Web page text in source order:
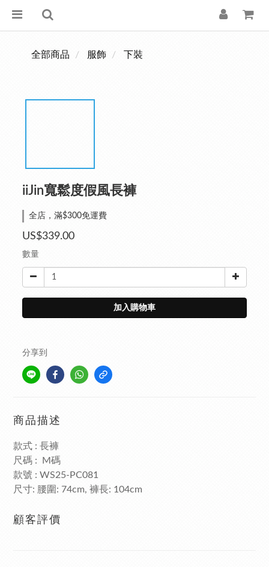
全部商品 服飾 下裝
iiJin寬鬆度假風長褲
全店，滿$300免運費
US$339.00
數量
加入購物車
分享到
商品描述
款式 : 長褲
尺碼 : M碼
款號 : WS25-PC081
尺寸: 腰圍 : 74cm, 褲長: 104cm
顧客評價